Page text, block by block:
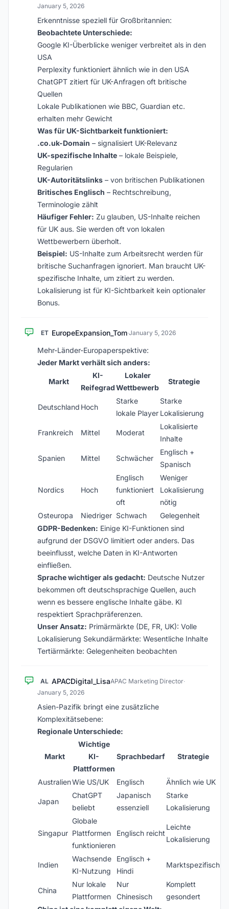
January 5, 2026
Erkenntnisse speziell für Großbritannien:
Beobachtete Unterschiede:
Google KI-Überblicke weniger verbreitet als in den
USA
Perplexity funktioniert ähnlich wie in den USA
ChatGPT zitiert für UK-Anfragen oft britische
Quellen
Lokale Publikationen wie BBC, Guardian etc.
erhalten mehr Gewicht
Was für UK-Sichtbarkeit funktioniert:
.co.uk-Domain – signalisiert UK-Relevanz
UK-spezifische Inhalte – lokale Beispiele,
Regularien
UK-Autoritätslinks – von britischen Publikationen
Britisches Englisch – Rechtschreibung,
Terminologie zählt
Häufiger Fehler: Zu glauben, US-Inhalte reichen
für UK aus. Sie werden oft von lokalen
Wettbewerbern überholt.
Beispiel: US-Inhalte zum Arbeitsrecht werden für
britische Suchanfragen ignoriert. Man braucht UK-
spezifische Inhalte, um zitiert zu werden.
Lokalisierung ist für KI-Sichtbarkeit kein optionaler
Bonus.
ET EuropeExpansion_Tom·January 5, 2026
Mehr-Länder-Europaperspektive:
Jeder Markt verhält sich anders:
Markt
KI-
Reifegrad
Lokaler
Wettbewerb
Strategie
Deutschland Hoch
Starke
lokale Player
Starke
Lokalisierung
Frankreich Mittel Moderat
Lokalisierte
Inhalte
Spanien Mittel Schwächer
Englisch +
Spanisch
Nordics Hoch
Englisch
funktioniert
oft
Weniger
Lokalisierung
nötig
Osteuropa
Niedriger Schwach
Gelegenheit
GDPR-Bedenken: Einige KI-Funktionen sind
aufgrund der DSGVO limitiert oder anders. Das
beeinflusst, welche Daten in KI-Antworten
einfließen.
Sprache wichtiger als gedacht: Deutsche Nutzer
bekommen oft deutschsprachige Quellen, auch
wenn es bessere englische Inhalte gäbe. KI
respektiert Sprachpräferenzen.
Unser Ansatz: Primärmärkte (DE, FR, UK): Volle
Lokalisierung Sekundärmärkte: Wesentliche Inhalte
Tertiärmärkte: Gelegenheiten beobachten
AL APACDigital_LisaAPAC Marketing Director·
January 5, 2026
Asien-Pazifik bringt eine zusätzliche
Komplexitätsebene:
Regionale Unterschiede:
Markt
Wichtige
KI-
Plattformen
Sprachbedarf Strategie
AustralienWie US/UK Englisch Ähnlich wie UK
Japan
ChatGPT
beliebt
Japanisch
essenziell
Starke
Lokalisierung
Singapur
Globale
Plattformen
funktionieren
Englisch reicht
Leichte
Lokalisierung
Indien
Wachsende
KI-Nutzung
Englisch +
Hindi
Marktspezifisch
China
Nur lokale
Plattformen
Nur
Chinesisch
Komplett
gesondert